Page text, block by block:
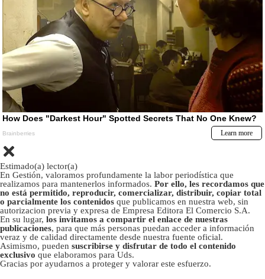
Estimado(a) lector(a)
En Gestión, valoramos profundamente la labor periodística que
realizamos para mantenerlos informados. Por ello, les recordamos que
no está permitido, reproducir, comercializar, distribuir, copiar total
o parcialmente los contenidos que publicamos en nuestra web, sin
autorizacion previa y expresa de Empresa Editora El Comercio S.A.
En su lugar, los invitamos a compartir el enlace de nuestras
publicaciones, para que más personas puedan acceder a información
veraz y de calidad directamente desde nuestra fuente oficial.
Asimismo, pueden suscribirse y disfrutar de todo el contenido
exclusivo que elaboramos para Uds.
Gracias por ayudarnos a proteger y valorar este esfuerzo.